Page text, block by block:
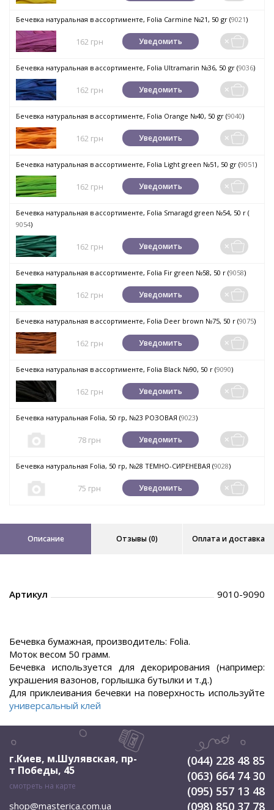
Бечевка натуральная в ассортименте, Folia Сarmine №21, 50 gr (9021)
162 грн Уведомить
Бечевка натуральная в ассортименте, Folia Ultramarin №36, 50 gr (9036)
162 грн Уведомить
Бечевка натуральная в ассортименте, Folia Оrange №40, 50 gr (9040)
162 грн Уведомить
Бечевка натуральная в ассортименте, Folia Light green №51, 50 gr (9051)
162 грн Уведомить
Бечевка натуральная в ассортименте, Folia Smaragd green №54, 50 r (
9054)
162 грн Уведомить
Бечевка натуральная в ассортименте, Folia Fir green №58, 50 r (9058)
162 грн Уведомить
Бечевка натуральная в ассортименте, Folia Deer brown №75, 50 r (9075)
162 грн Уведомить
Бечевка натуральная в ассортименте, Folia Black №90, 50 r (9090)
162 грн Уведомить
Бечевка натуральная Folia, 50 гр, №23 РОЗОВАЯ (9023)
78 грн Уведомить
Бечевка натуральная Folia, 50 гр, №28 ТЕМНО-СИРЕНЕВАЯ (9028)
75 грн Уведомить
Описание Отзывы (0) Оплата и доставка
Артикул 9010-9090
Бечевка бумажная, производитель: Folia.
Моток весом 50 грамм.
Бечевка используется для декорирования (например:
украшения вазонов, горлышка бутылки и т.д.)
Для приклеивания бечевки на поверхность используйте
универсальный клей
г.Киев, м.Шулявская, пр-
т Победы, 45
смотреть на карте
shop@masterica.com.ua
(044) 228 48 85
(063) 664 74 30
(095) 557 13 48
(098) 850 37 78